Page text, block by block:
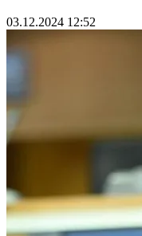
03.12.2024 12:52